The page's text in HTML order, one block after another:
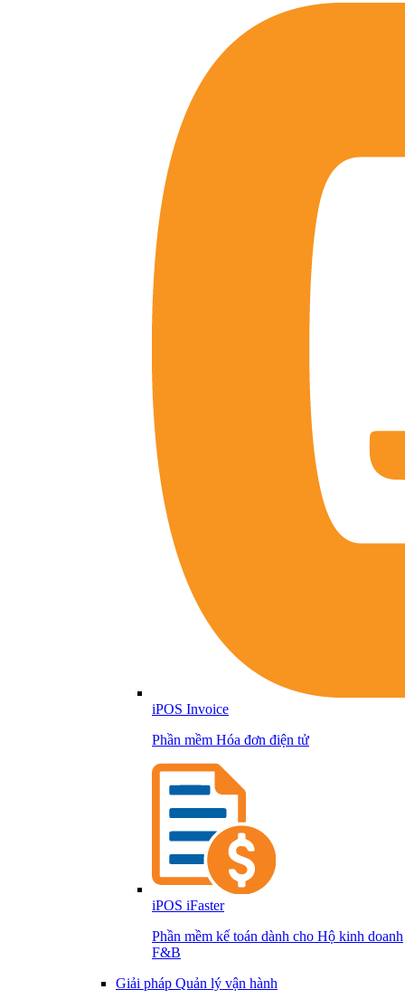
iPOS Invoice
Phần mềm Hóa đơn điện tử
iPOS iFaster
Phần mềm kế toán dành cho Hộ kinh doanh
F&B
Giải pháp Quản lý vận hành